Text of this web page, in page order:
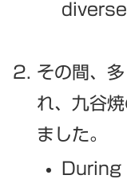
その間、
れ、九谷
ました。